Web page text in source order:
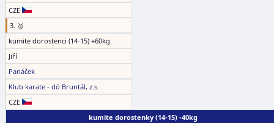
CZE
3. 🥉
kumite dorostenci (14-15) +60kg
Jiří
Panáček
Klub karate - dó Bruntál, z.s.
CZE
kumite dorostenky (14-15) -40kg